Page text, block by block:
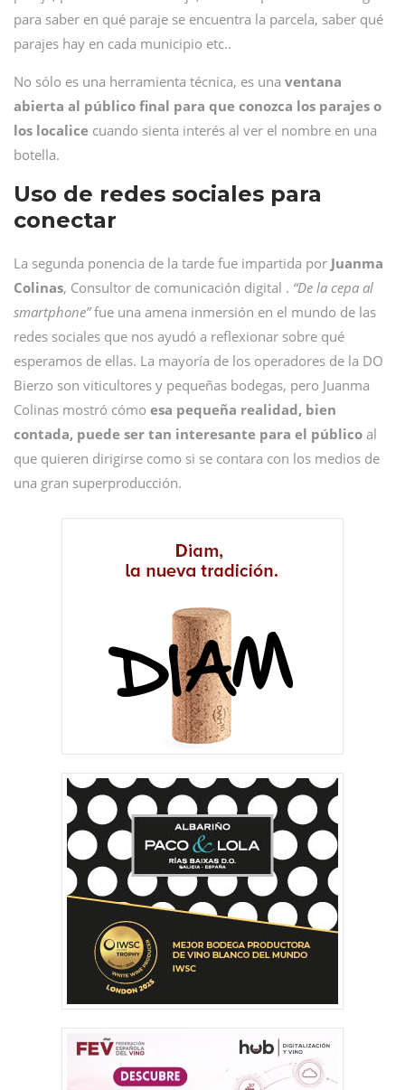
para saber en qué paraje se encuentra la parcela, saber qué
parajes hay en cada municipio etc..
No sólo es una herramienta técnica, es una ventana
abierta al público final para que conozca los parajes o
los localice cuando sienta interés al ver el nombre en una
botella.
Uso de redes sociales para
conectar
La segunda ponencia de la tarde fue impartida por Juanma
Colinas, Consultor de comunicación digital . “De la cepa al
smartphone”fue una amena inmersión en el mundo de las
redes sociales que nos ayudó a reflexionar sobre qué
esperamos de ellas. La mayoría de los operadores de la DO
Bierzo son viticultores y pequeñas bodegas, pero Juanma
Colinas mostró cómo esa pequeña realidad, bien
contada, puede ser tan interesante para el público al
que quieren dirigirse como si se contara con los medios de
una gran superproducción.